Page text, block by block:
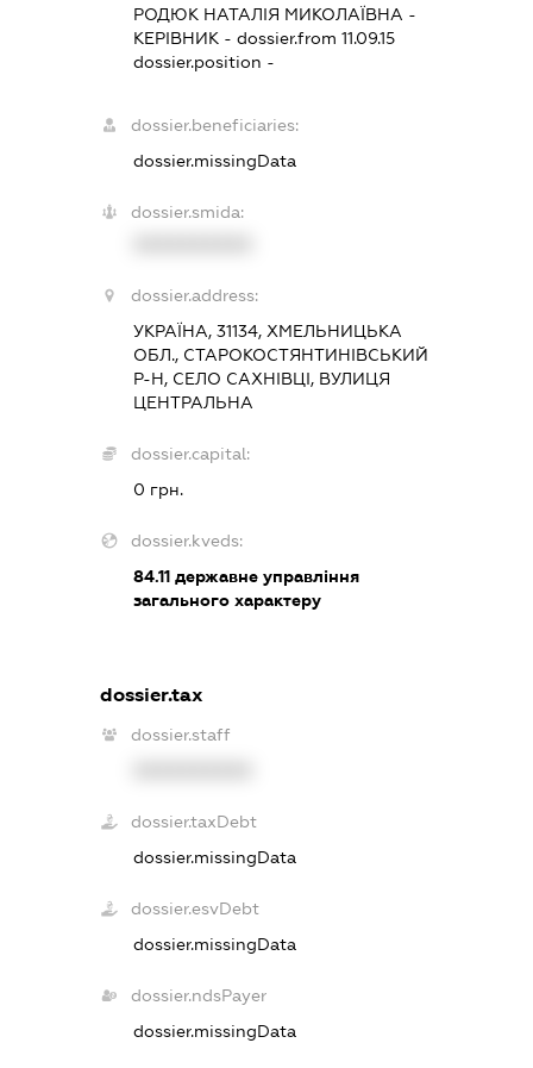
РОДЮК НАТАЛІЯ МИКОЛАЇВНА -
КЕРІВНИК - dossier.from 11.09.15
dossier.position -
dossier.beneficiaries:
dossier.missingData
dossier.smida:
dossier.address:
УКРАЇНА, 31134, ХМЕЛЬНИЦЬКА
ОБЛ., СТАРОКОСТЯНТИНІВСЬКИЙ
Р-Н, СЕЛО САХНІВЦІ, ВУЛИЦЯ
ЦЕНТРАЛЬНА
dossier.capital:
0 грн.
dossier.kveds:
84.11 державне управління
загального характеру
dossier.tax
dossier.staff
dossier.taxDebt
dossier.missingData
dossier.esvDebt
dossier.missingData
dossier.ndsPayer
dossier.missingData